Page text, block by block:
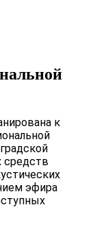
к
средств
эфира